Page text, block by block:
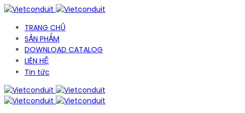
TRANG CHỦ
SẢN PHẨM
DOWNLOAD CATALOG
LIÊN HỆ
Tin tức